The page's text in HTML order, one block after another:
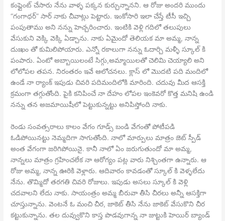
కంప్లైంట్ చేసారు నేను వాళ్ళ పక్కన కుర్చున్నానని. ఆ రోజు అందరి ముందు
“గంగాధర్” సార్ నాకు చీవాట్లు పెట్టారు. ఇంకోసారి ఇలా చేస్తే టీసీ ఇచ్చి
పంపుతాము అని నన్ను హెచ్చరించారు. ఇంటికి వెళ్లి గదిలో తలుపులు
వేసుకుని వెక్కి వెక్కి ఏడ్చాను. నాకు ఏమైందో తెలియక మా అమ్మ, నాన్న
దుఃఖం తో కుమిలిపోయారు. ఎన్నో రకాలుగా నన్ను ఓదార్చి మళ్ళీ స్కూల్ కి
పంపారు. ఏంటో అబ్బాయిలంటే సిగ్గు,అమ్మాయిలతో చెలిమి చెయ్యాలి అని
లోలోపల తపన. నిరంతరం ఇవే ఆలోచనలు. క్లాస్ లో మొదటి పది మందిలో
ఉండే నా ర్యాంక్ ఇపుడు చివరి పదిమందిలోకి మారింది. చదువు మీద ఆసక్తి
క్రమంగా తగ్గుతోంది. పైకి కనిపించే నా దేహం లోపల ఇంకెవరో కొత్త మనిషి ఉండి
నన్ను తన అజమాయిషీలో పెట్టుకున్నట్టు అనిపిస్తోంది నాకు.
రెండు సంవత్సరాలు కాలం వేగం గూడ్స్ బండి వేగంతో పోటీపడి
ఓడిపోయినట్టు నెమ్మదిగా సాగుతోంది. నాలో మార్పులు మాత్రం జెట్ స్పీడ్
అంత వేగంగా జరిగిపోయినై. కానీ నాలో ఏం జరుగుతుందో మా అమ్మ,
నాన్నలు మాత్రం గ్రహించలేక నా ఆరోగ్యం పట్ల వారు నిశ్చింతగా ఉన్నారు. ఆ
రోజు అమ్మ, నాన్న ఊరికి వెళ్లారు. ఆదివారం కావడంతో స్కూల్ కి వెళ్ళలేదు
నేను. తొమ్మిదో తరగతి చివరి రోజులు. ఇపుడు అసలు స్కూల్ కి వెళ్లి
చదవాలని లేదు నాకు. సాయంత్రం అమ్మ బీరువా తీసి చీరలు అన్నీ ఆసక్తిగా
చూస్తున్నాను. వెంటనే ఓ మంచి చీర, జాకెట్ తీసి నేను జాకెట్ వేసుకొని చీర
కట్టుకున్నాను. తల దువ్వుకొని కాస్త పొడవుగాన్న నా జుట్టుకి హెయిర్ బ్యాండ్